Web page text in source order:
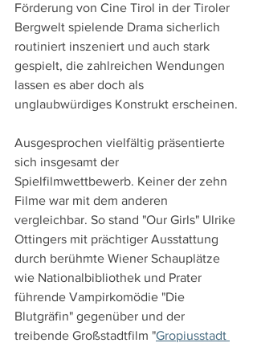
Förderung von Cine Tirol in der Tiroler
Bergwelt spielende Drama sicherlich
routiniert inszeniert und auch stark
gespielt, die zahlreichen Wendungen
lassen es aber doch als
unglaubwürdiges Konstrukt erscheinen.
Ausgesprochen vielfältig präsentierte
sich insgesamt der
Spielfilmwettbewerb. Keiner der zehn
Filme war mit dem anderen
vergleichbar. So stand "Our Girls" Ulrike
Ottingers mit prächtiger Ausstattung
durch berühmte Wiener Schauplätze
wie Nationalbibliothek und Prater
führende Vampirkomödie "Die
Blutgräfin" gegenüber und der
treibende Großstadtfilm "Gropiusstadt